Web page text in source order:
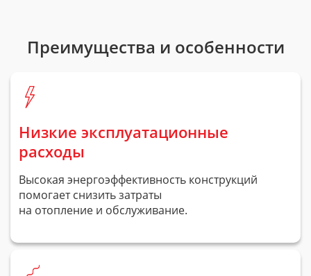
Преимущества и особенности
Низкие эксплуатационные
расходы
Высокая энергоэффективность конструкций
помогает снизить затраты
на отопление и обслуживание.